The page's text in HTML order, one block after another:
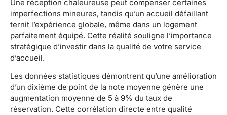
Une réception chaleureuse peut compenser certaines
imperfections mineures, tandis qu’un accueil défaillant
ternit l’expérience globale, même dans un logement
parfaitement équipé. Cette réalité souligne l’importance
stratégique d’investir dans la qualité de votre service
d’accueil.
Les données statistiques démontrent qu’une amélioration
d’un dixième de point de la note moyenne génère une
augmentation moyenne de 5 à 9% du taux de
réservation. Cette corrélation directe entre qualité